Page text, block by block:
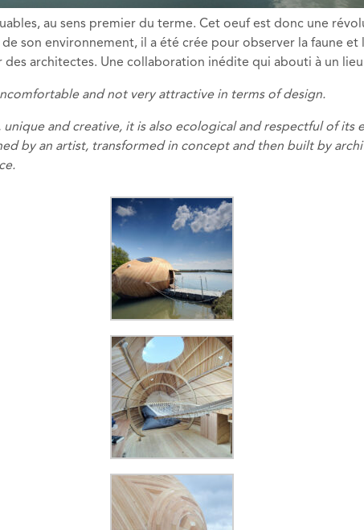
au sens premier du terme. Cet oeuf est donc une
son environnement, il a été crée pour observer la faune
architectes. Une collaboration inédite qui abouti à un
and not very attractive in terms of design.
and creative, it is also ecological and respectful of
by an artist, transformed in concept and then built by
.